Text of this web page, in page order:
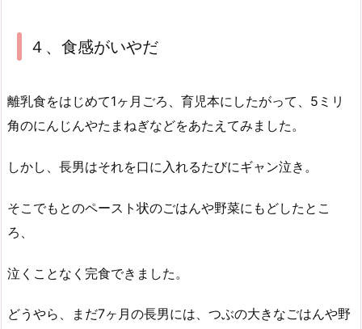
４、食感がいやだ
離乳食をはじめて1ヶ月ごろ、育児本にしたがって、5ミリ
角のにんじんやたまねぎなどをあたえてみました。
しかし、長男はそれを口に入れるたびにギャン泣き。
そこでもとのペースト状のごはんや野菜にもどしたとこ
ろ、
泣くことなく完食できました。
どうやら、まだ7ヶ月の長男には、つぶの大きなごはんや野